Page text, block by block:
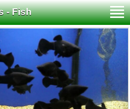
- Fish